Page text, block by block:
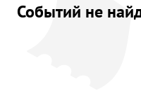
Событий не